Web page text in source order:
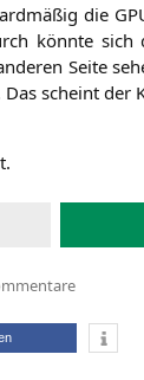
die
könn­te sich
Sei­te
scheint der
zu
Mainboard:
Crossblade
Ranger